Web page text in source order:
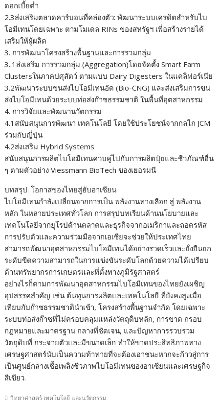
ดอกเบี้ยต่ำ
2.3ส่งเสริมตลาดคาร์บอนที่คล่องตัว: พัฒนาระบบเครดิตสำหรับไบ
โอมีเทนโดยเฉพาะ ตามโมเดล RINs ของสหรัฐฯ เพื่อสร้างรายได้
เสริมให้ผู้ผลิต
3. การพัฒนาโครงสร้างพื้นฐานและการรวมกลุ่ม
3..1ส่งเสริม การรวมกลุ่ม (Aggregation)โดยจัดตั้ง Smart Farm
Clustersในภาคปศุสัตว์ ตามแบบ Dairy Digesters ในแคลิฟอร์เนีย
3.2พัฒนาระบบขนส่งไบโอมีเทนอัด (Bio-CNG) และส่งเสริมการขน
ส่งไบโอมีเทนด้วยระบบท่อส่งก๊าซธรรมชาติ ในพื้นที่อุตสาหกรรม
4. การวิจัยและพัฒนานวัตกรรม
4.1สนับสนุนการพัฒนา เทคโนโลยี โดยใช้ประโยชน์จากกลไก JCM
ร่วมกับญี่ปุ่น
4.2ส่งเสริม Hybrid Systems
สนับสนุนการผลิตไบโอมีเทนควบคู่ไปกับการผลิตปุ๋ยและชีวภัณฑ์อื่น
ๆ ตามตัวอย่าง Viessmann BioTech ของเยอรมนี
บทสรุป: โอกาสของไทยสู่ฮับอาเซียน
ไบโอมีเทนกำลังเปลี่ยนจากการเป็น พลังงานทางเลือก สู่ พลังงาน
หลัก ในหลายประเทศทั่วโลก การสรุปบทเรียนด้านนโยบายและ
เทคโนโลยีจากยุโรปด้านตลาดและธุรกิจจากอเมริกาและถอดรหัส
การปรับตัวและความร่วมมือจากเอเซียจะช่วยให้ประเทศไทย
สามารถพัฒนาอุตสาหกรรมไบโอมีเทนได้อย่างรวดเร็วและยั่งยืนยก
ระดับขีดความสามารถในการแข่งขันระดับโลกด้วยความได้เปรียบ
ด้านทรัพยากรการเกษตรและที่ตั้งทางภูมิรัฐศาสตร์
อย่างไรก็ตามการพัฒนาอุตสาหกรรมไบโอมีเทนของไทยยังเผชิญ
อุปสรรคสำคัญ เช่น ต้นทุนการผลิตและเทคโนโลยี ที่ยังคงสูงเมื่อ
เทียบกับก๊าซธรรมชาตินำเข้า, โครงสร้างพื้นฐานจำกัด โดยเฉพาะ
ระบบท่อส่งก๊าซที่ไม่ครอบคลุมแหล่งวัตถุดิบหลัก, การขาด กรอบ
กฎหมายและมาตรฐาน กลางที่ชัดเจน, และปัญหาการรวบรวม
วัตถุดิบที่ กระจายตัวและมีขนาดเล็ก ทำให้ขาดประสิทธิภาพทาง
เศรษฐศาสตร์นับเป็นความท้าทายที่จะต้องเอาชนะหากจะก้าวสู่การ
เป็นศูนย์กลางเชื้อเพลิงชีวภาพไบโอมีเทนของอาเซียนและเศรษฐกิจ
สีเขียว.
วิทยาศาสตร์ เทคโนโลยี และนวัตกรรม